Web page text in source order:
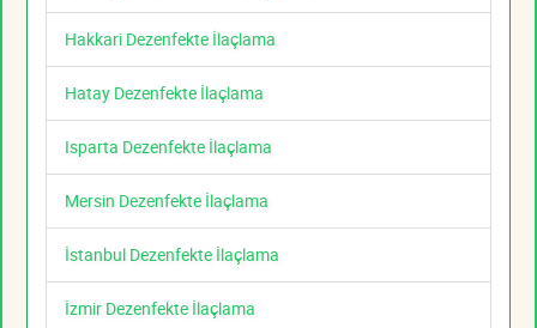
Hakkari Dezenfekte İlaçlama
Hatay Dezenfekte İlaçlama
Isparta Dezenfekte İlaçlama
Mersin Dezenfekte İlaçlama
İstanbul Dezenfekte İlaçlama
İzmir Dezenfekte İlaçlama